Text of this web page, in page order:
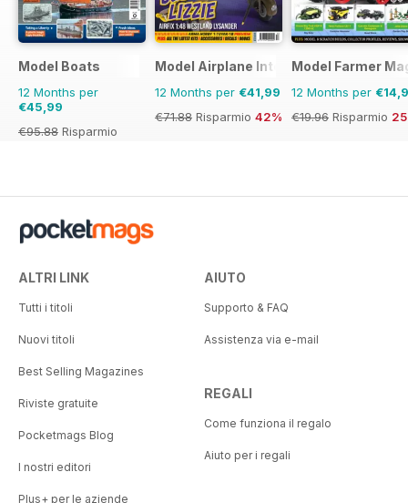
Model Boats
12 Months per
€45,99
€95.88 Risparmio
Model Airplane International
12 Months per €41,99
€71.88 Risparmio 42%
Model Farmer
12 Months per
€19.96 Risparmio
ALTRI LINK
Tutti i titoli
Nuovi titoli
Best Selling Magazines
Riviste gratuite
Pocketmags Blog
I nostri editori
Plus+ per le aziende
AIUTO
Supporto & FAQ
Assistenza via e-mail
REGALI
Come funziona il regalo
Aiuto per i regali